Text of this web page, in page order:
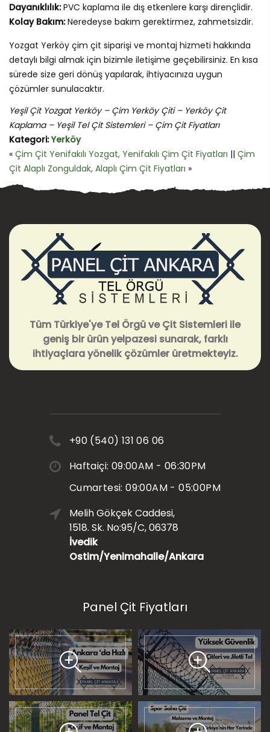
Dayanıklılık:PVC kaplama ile dış etkenlere karşı dirençlidir.
Kolay Bakım:Neredeyse bakım gerektirmez, zahmetsizdir.
Yozgat Yerköy çim çit siparişi ve montaj hizmeti hakkında
detaylı bilgi almak için bizimle iletişime geçebilirsiniz. En kısa
sürede size geri dönüş yapılarak, ihtiyacınıza uygun
çözümler sunulacaktır.
Yeşil Çit Yozgat Yerköy – Çim Yerköy Çiti – Yerköy Çit
Kaplama – Yeşil Tel Çit Sistemleri – Çim Çit Fiyatları
Kategori:Yerköy
« Çim Çit Yenifakılı Yozgat, Yenifakılı Çim Çit Fiyatları || Çim
Çit Alaplı Zonguldak, Alaplı Çim Çit Fiyatları »
Tüm Türkiye'ye Tel Örgü ve Çit Sistemleri ile
geniş bir ürün yelpazesi sunarak, farklı
ihtiyaçlara yönelik çözümler üretmekteyiz.
+90 (540) 131 06 06
Haftaiçi: 09:00AM - 06:30PM
Cumartesi: 09:00AM - 05:00PM
Melih Gökçek Caddesi,
1518. Sk. No:95/C, 06378
İvedik
Ostim/Yenimahalle/Ankara
Panel Çit Fiyatları